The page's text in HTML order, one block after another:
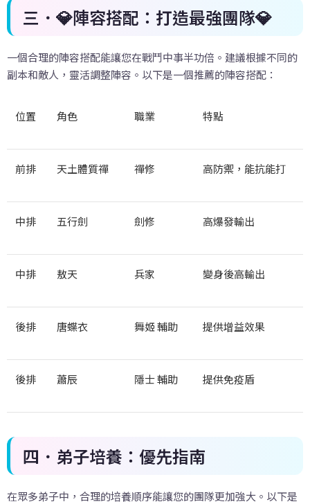
三． 💎陣容搭配：打造最強團隊💎
一個合理的陣容搭配能讓您在戰鬥中事半功倍。建議根據不同的
副本和敵人，靈活調整陣容。以下是一個推薦的陣容搭配：
位置 角色 職業 特點
前排 天土體質禪 禪修 高防禦，能抗能打
中排 五行劍 劍修 高爆發輸出
中排 敖天 兵家 變身後高輸出
後排 唐蝶衣 舞姬 輔助 提供增益效果
後排 蕭辰 隱士 輔助 提供免疫盾
四．弟子培養：優先指南
在眾多弟子中，合理的培養順序能讓您的團隊更加強大。以下是